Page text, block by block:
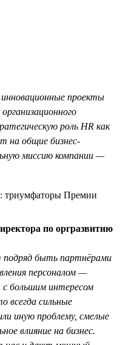
проекты
роль HR как
на общие бизнес-
миссию компании —
по оргразвитию
подряд быть партнёрами
персоналом —
большим интересом
всегда сильные
иную проблему, смелые
влияние на бизнес.